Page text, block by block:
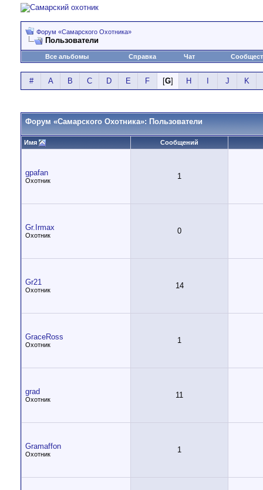
Форум «Самарского Охотника»
Пользователи
Все альбомы Справка Чат
# A B C D E F [G] H J K
Форум «Самарского Охотника»: Пользователи
Имя Сообщений
gpafan
Охотник 1
Gr.Irmax
Охотник 0
Gr21
Охотник 14
GraceRoss
Охотник 1
grad
Охотник 11
Gramaffon
Охотник 1